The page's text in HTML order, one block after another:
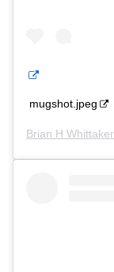
mugshot.jpeg
Brian H Whittaker